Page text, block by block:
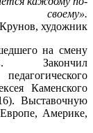
своему».
художник
на смену
Закончил
Каменского
Выставочную
Америке,